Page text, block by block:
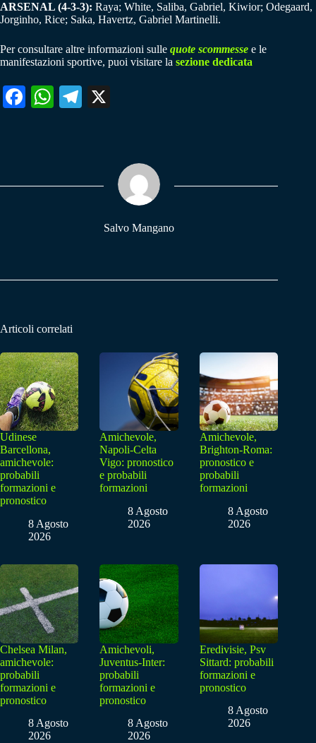
ARSENAL (4-3-3): Raya; White, Saliba, Gabriel, Kiwior; Odegaard,
Jorginho, Rice; Saka, Havertz, Gabriel Martinelli.
Per consultare altre informazioni sulle quote scommesse e le
manifestazioni sportive, puoi visitare la sezione dedicata
Fa W
pp
Te
m
Salvo Mangano
Articoli correlati
Udinese
Barcellona,
amichevole:
probabili
formazioni e
pronostico
8 Agosto
2026
Amichevole,
Napoli-Celta
Vigo: pronostico
e probabili
formazioni
8 Agosto
2026
Amichevole,
Brighton-Roma:
pronostico e
probabili
formazioni
8 Agosto
2026
Chelsea Milan,
amichevole:
probabili
formazioni e
pronostico
8 Agosto
2026
Amichevoli,
Juventus-Inter:
probabili
formazioni e
pronostico
8 Agosto
2026
Eredivisie, Psv
Sittard: probabili
formazioni e
pronostico
8 Agosto
2026